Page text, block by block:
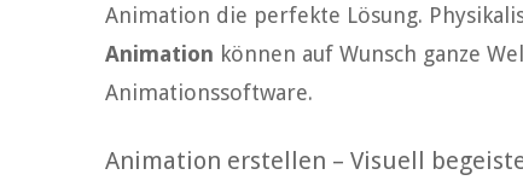
Animation die perfekte Lösung.
Animation können auf Wunsch ganze
Animationssoftware.
Animation erstellen – Visuell